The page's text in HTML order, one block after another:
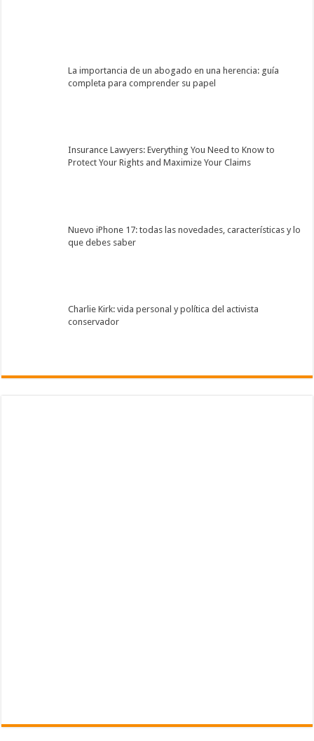
La importancia de un abogado en una herencia: guía
completa para comprender su papel
Insurance Lawyers: Everything You Need to Know to
Protect Your Rights and Maximize Your Claims
Nuevo iPhone 17: todas las novedades, características y lo
que debes saber
Charlie Kirk: vida personal y política del activista
conservador